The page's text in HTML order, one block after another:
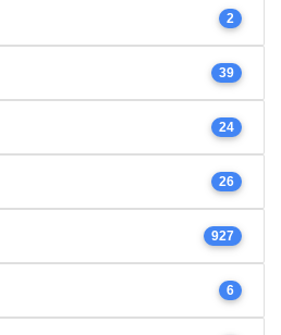
2
39
24
26
927
6